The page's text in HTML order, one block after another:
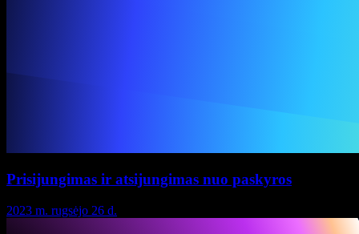
Prisijungimas ir atsijungimas nuo paskyros
2023 m. rugsėjo 26 d.